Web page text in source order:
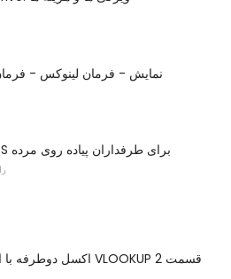
نمایش - فرمان لینوکس -
7 بازی iOS برای طرفداران پیاده روی مرده
اکسل دوطرفه با استفاده از VLOOKUP قسمت 2